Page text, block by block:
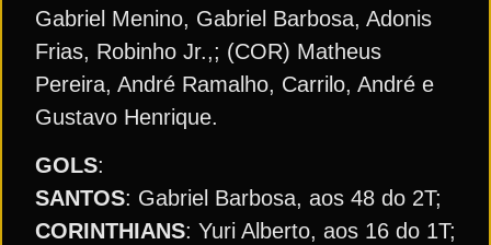
Gabriel Menino, Gabriel Barbosa, Adonis
Frias, Robinho Jr.,; (COR) Matheus
Pereira, André Ramalho, Carrilo, André e
Gustavo Henrique.
GOLS:
SANTOS: Gabriel Barbosa, aos 48 do 2T;
CORINTHIANS: Yuri Alberto, aos 16 do 1T;